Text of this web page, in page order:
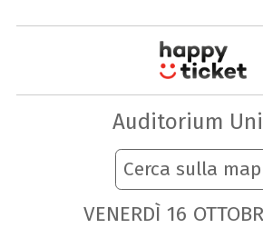
Auditorium
Cerca sulla
VENERDÌ 16